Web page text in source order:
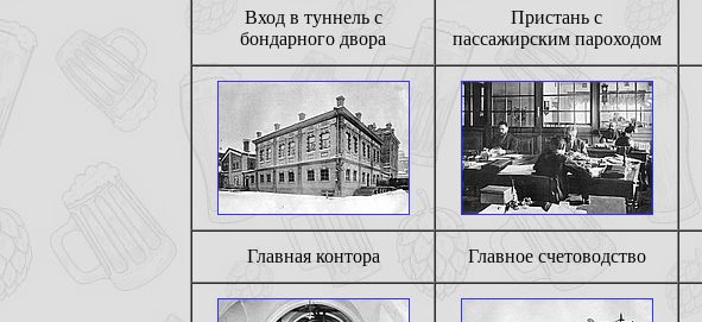
Вход в туннель с
бондарного двора
Пристань с
пассажирским пароходом
Главная контора Главное счетоводство